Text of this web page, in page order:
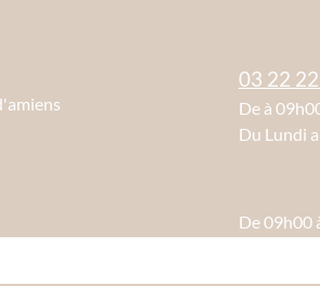
03 22
De à
Du Lundi
De 09h00